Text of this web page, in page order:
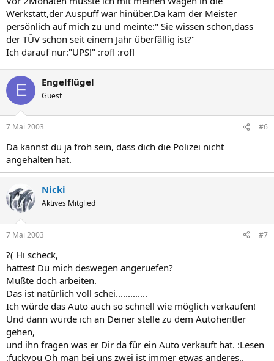
Werkstatt,der Auspuff war hinüber.Da kam der Meister
persönlich auf mich zu und meinte:" Sie wissen schon,dass
der TÜV schon seit einem Jahr überfällig ist?"
Ich darauf nur:"UPS!" :rofl :rofl
E Engelflügel
Guest
7 Mai 2003 #6
Da kannst du ja froh sein, dass dich die Polizei nicht
angehalten hat.
Nicki
Aktives Mitglied
7 Mai 2003 #7
?( Hi scheck,
hattest Du mich deswegen angeruefen?
Mußte doch arbeiten.
Das ist natürlich voll schei.............
Ich würde das Auto auch so schnell wie möglich verkaufen!
Und dann würde ich an Deiner stelle zu dem Autohentler
gehen,
und ihn fragen was er Dir da für ein Auto verkauft hat. :Lesen
:fuckyou Oh man bei uns zwei ist immer etwas anderes..